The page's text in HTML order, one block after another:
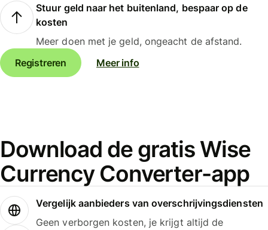
Stuur geld naar het buitenland, bespaar op de
kosten
Meer doen met je geld, ongeacht de afstand.
Registreren
Meer info
Download de gratis Wise
Currency Converter-app
Vergelijk aanbieders van overschrijvingsdiensten
Geen verborgen kosten, je krijgt altijd de